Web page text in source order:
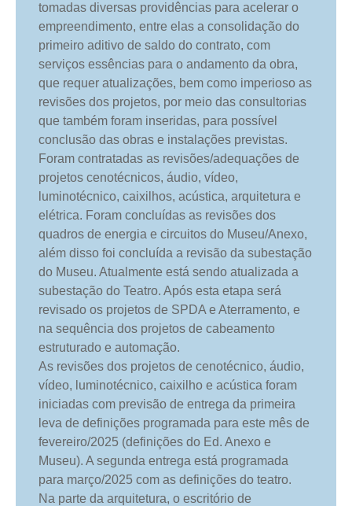
tomadas diversas providências para acelerar o
empreendimento, entre elas a consolidação do
primeiro aditivo de saldo do contrato, com
serviços essências para o andamento da obra,
que requer atualizações, bem como imperioso as
revisões dos projetos, por meio das consultorias
que também foram inseridas, para possível
conclusão das obras e instalações previstas.
Foram contratadas as revisões/adequações de
projetos cenotécnicos, áudio, vídeo,
luminotécnico, caixilhos, acústica, arquitetura e
elétrica. Foram concluídas as revisões dos
quadros de energia e circuitos do Museu/Anexo,
além disso foi concluída a revisão da subestação
do Museu. Atualmente está sendo atualizada a
subestação do Teatro. Após esta etapa será
revisado os projetos de SPDA e Aterramento, e
na sequência dos projetos de cabeamento
estruturado e automação.
As revisões dos projetos de cenotécnico, áudio,
vídeo, luminotécnico, caixilho e acústica foram
iniciadas com previsão de entrega da primeira
leva de definições programada para este mês de
fevereiro/2025 (definições do Ed. Anexo e
Museu). A segunda entrega está programada
para março/2025 com as definições do teatro.
Na parte da arquitetura, o escritório de